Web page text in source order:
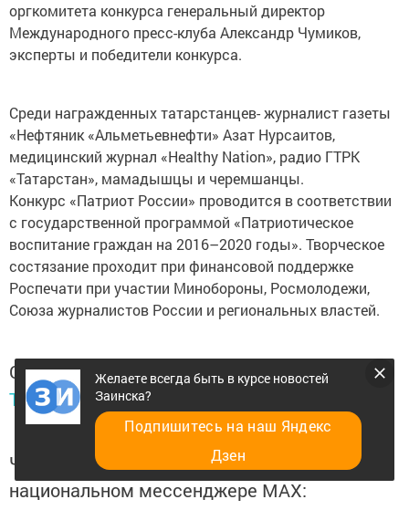
оргкомитета конкурса генеральный директор
Международного пресс-клуба Александр Чумиков,
эксперты и победители конкурса.
Среди награжденных татарстанцев- журналист газеты
«Нефтяник «Альметьевнефти» Азат Нурсаитов,
медицинский журнал «Healthy Nation», радио ГТРК
«Татарстан», мамадышцы и черемшанцы.
Конкурс «Патриот России» проводится в соответствии
с государственной программой «Патриотическое
воспитание граждан на 2016–2020 годы». Творческое
состязание проходит при финансовой поддержке
Роспечати при участии Минобороны, Росмолодежи,
Союза журналистов России и региональных властей.
Следите за самым важным и интересным в
Telegram-канале
Читайте новости Татарстана в
национальном мессенджере MАХ:
Желаете всегда быть в курсе новостей
Заинска?
Подпишитесь на наш Яндекс
Дзен